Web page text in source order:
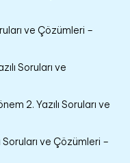
ve Çözümleri –
Soruları ve
2. Yazılı Soruları ve
Soruları ve Çözümleri –